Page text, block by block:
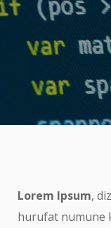
Lorem Ipsum,
hurufat numune